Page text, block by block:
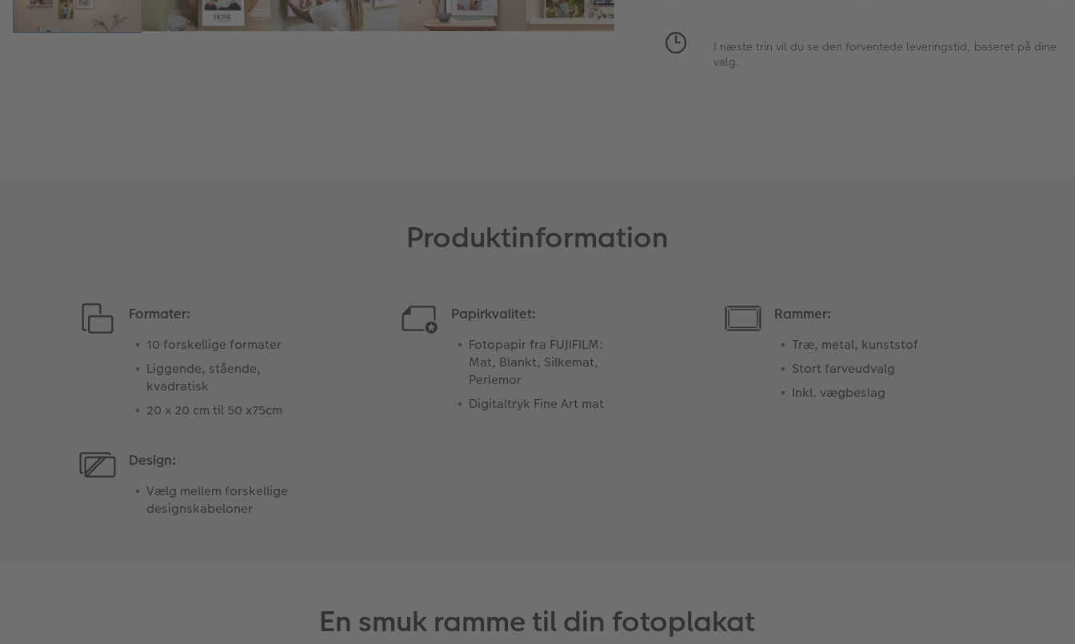
I næste trin vil du se den forventede leveringstid, baseret på dine
valg.
Produktinformation
Formater:
10 forskellige formater
Liggende, stående,
kvadratisk
20 x 20 cm til 50 x75cm
Papirkvalitet:
Fotopapir fra FUJIFILM:
Mat, Blankt, Silkemat,
Perlemor
Digitaltryk Fine Art mat
Rammer:
Træ, metal, kunststof
Stort farveudvalg
Inkl. vægbeslag
Design:
Vælg mellem forskellige
designskabeloner
En smuk ramme til din fotoplakat